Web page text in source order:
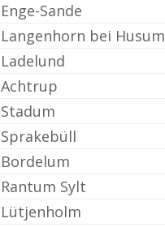
Enge-Sande
Langenhorn bei Husum
Ladelund
Achtrup
Stadum
Sprakebüll
Bordelum
Rantum Sylt
Lütjenholm